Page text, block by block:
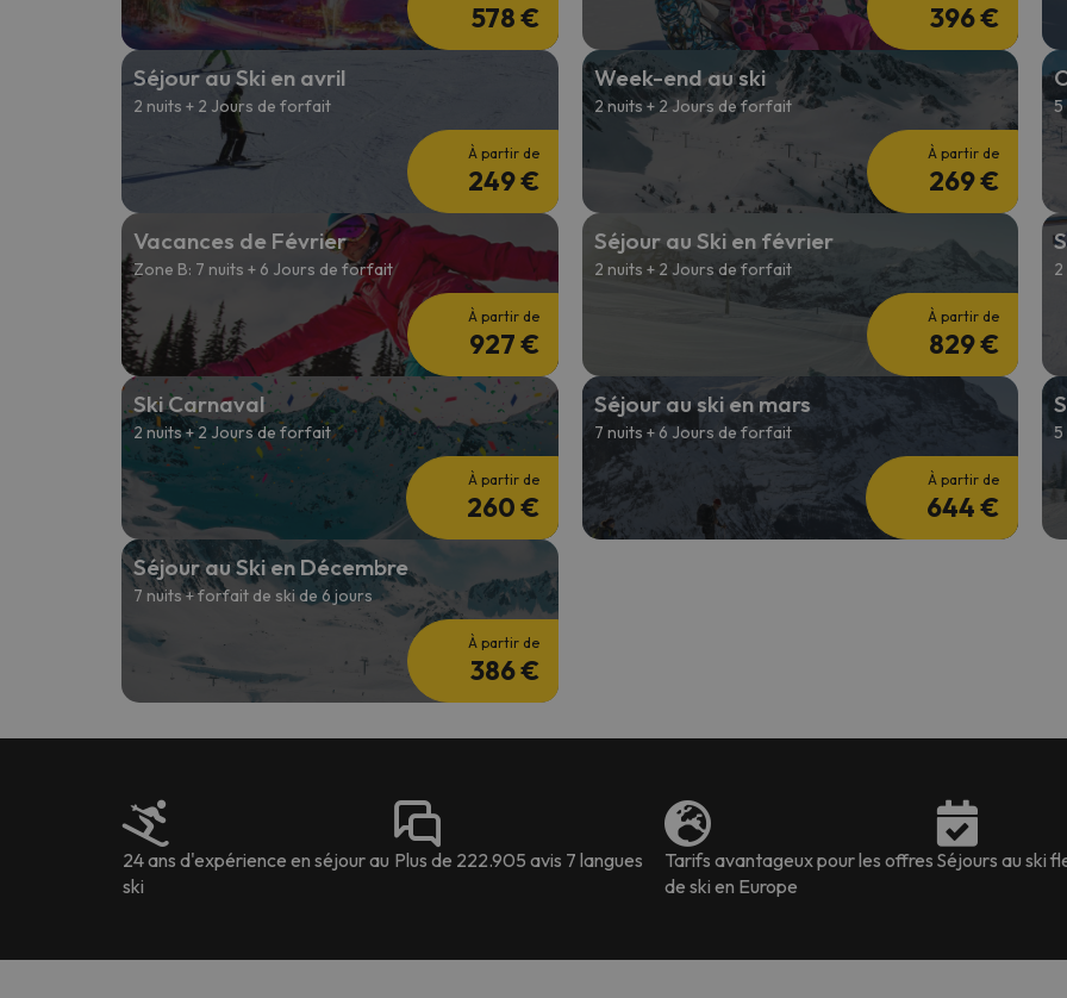
578 € 396 €
Séjour au Ski en avril
2 nuits + 2 Jours de forfait
À partir de
249 €
Week-end au ski
2 nuits + 2 Jours de forfait
À partir de
269 €
5
Vacances de Février
Zone B: 7 nuits + 6 Jours de forfait
À partir de
927 €
Séjour au Ski en février
2 nuits + 2 Jours de forfait
À partir de
829 €
Ski Carnaval
2 nuits + 2 Jours de forfait
À partir de
260 €
Séjour au ski en mars
7 nuits + 6 Jours de forfait
À partir de
644 €
Séjour au Ski en Décembre
7 nuits + forfait de ski de 6 jours
À partir de
386 €
24 ans d'expérience en séjour au
ski
Plus de 222.905 avis 7 langues
Tarifs avantageux pour les offres
de ski en Europe
Séjours au ski